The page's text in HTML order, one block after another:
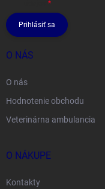
Prihlásiť sa
O NÁS
O nás
Hodnotenie obchodu
Veterinárna ambulancia
O NÁKUPE
Kontakty